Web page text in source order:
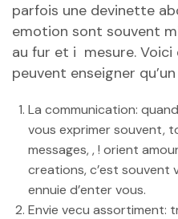
parfois une devinette
emotion sont souvent
au fur et i mesure.
peuvent enseigner
La communication:
vous exprimer souvent,
messages, , ! orient
creations, c’est souvent
ennuie d’enter vous.
Envie vecu assortiment: